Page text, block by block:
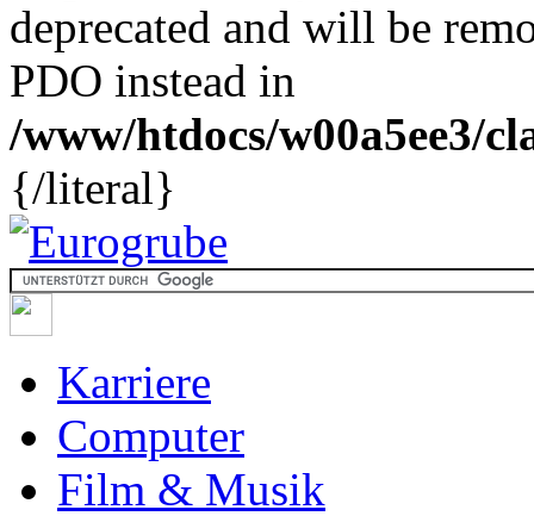
deprecated and will be
PDO instead in
/www/htdocs/w00a5ee3/
{/literal}
Karriere
Computer
Film & Musik